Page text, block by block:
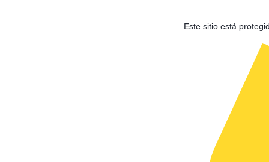
Este sitio está